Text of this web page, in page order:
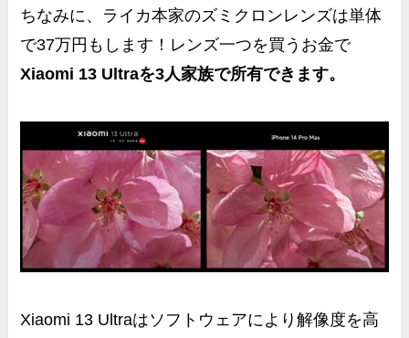
ちなみに、ライカ本家のズミクロンレンズは単体
で37万円 もします！レンズ一つを買うお金で
Xiaomi 13 Ultraを3人家族で所有できます。
Xiaomi 13 Ultraはソフトウェアにより解像度を高